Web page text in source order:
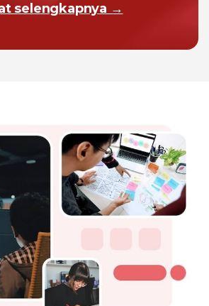
selengkapnya →